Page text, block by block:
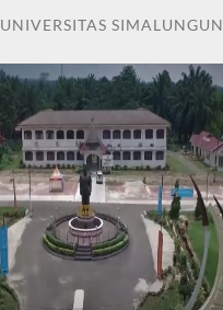
UNIVERSITAS SIMALUNGUN